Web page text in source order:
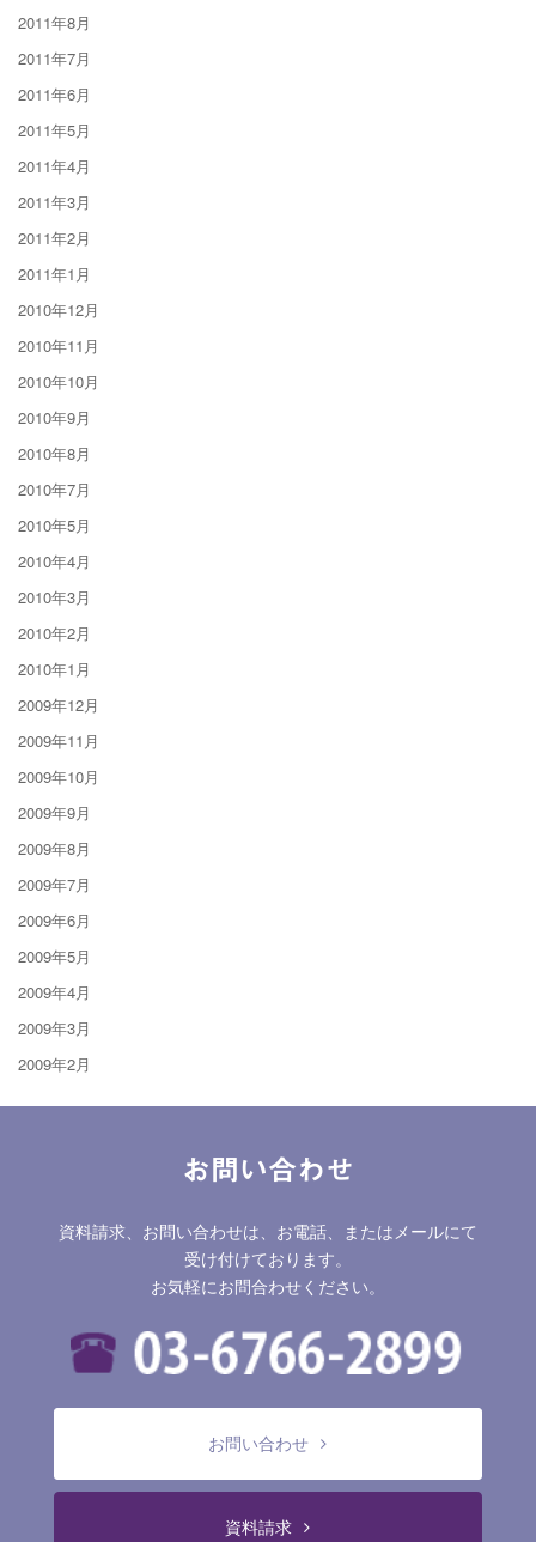
2011年8月
2011年7月
2011年6月
2011年5月
2011年4月
2011年3月
2011年2月
2011年1月
2010年12月
2010年11月
2010年10月
2010年9月
2010年8月
2010年7月
2010年5月
2010年4月
2010年3月
2010年2月
2010年1月
2009年12月
2009年11月
2009年10月
2009年9月
2009年8月
2009年7月
2009年6月
2009年5月
2009年4月
2009年3月
2009年2月
お問い合わせ
資料請求、お問い合わせは、お電話、またはメールにて
受け付けております。
お気軽にお問合わせください。
お問い合わせ
資料請求